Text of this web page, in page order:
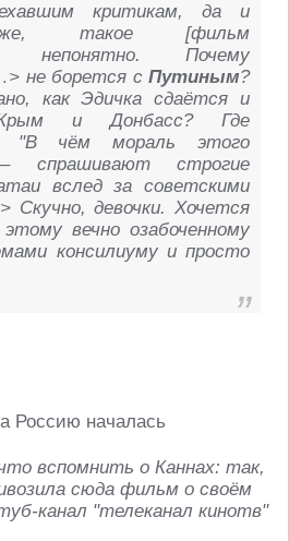
критикам, да и
такое [фильм
непонятно. Почему
не борется сПутиным?
как Эдичка сдаётся и
Крым и Донбасс? Где
"В чём мораль этого
– спрашивают строгие
вслед за советскими
Скучно, девочки. Хочется
вечно озабоченному
консилиуму и просто
вспомнить о Каннах: так,
сюда фильм о своём
канал "телеканал кинотв"